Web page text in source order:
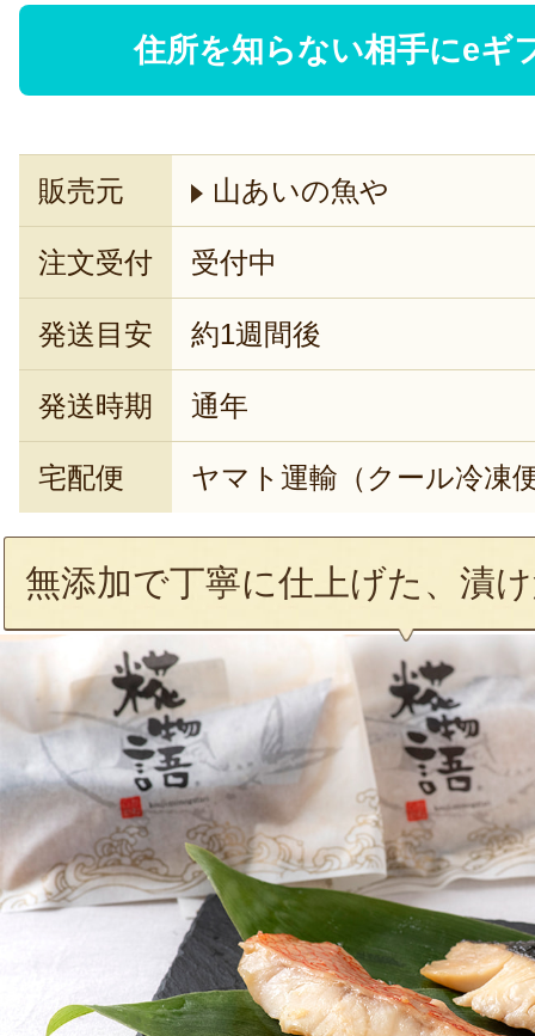
住所を知らない相手にeギ
販売元 山あいの魚や
注文受付 受付中
発送目安 約1週間後
発送時期 通年
宅配便 ヤマト運輸（クール冷凍
無添加で丁寧に仕上げた、漬